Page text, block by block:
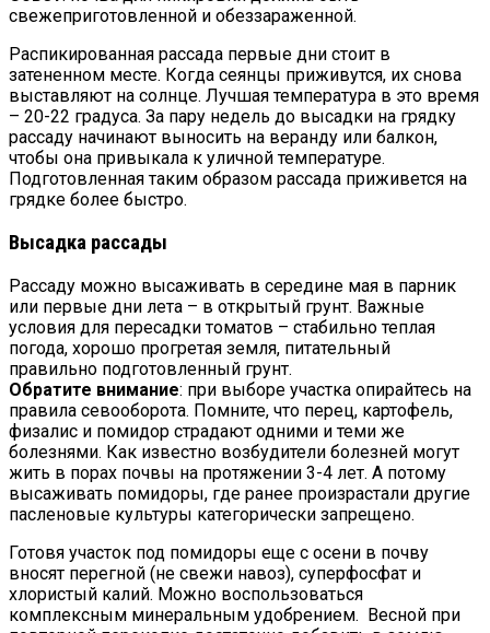
свежеприготовленной и обеззараженной.
Распикированная рассада первые дни стоит в
затененном месте. Когда сеянцы приживутся, их снова
выставляют на солнце. Лучшая температура в это время
– 20-22 градуса. За пару недель до высадки на грядку
рассаду начинают выносить на веранду или балкон,
чтобы она привыкала к уличной температуре.
Подготовленная таким образом рассада приживется на
грядке более быстро.
Высадка рассады
Рассаду можно высаживать в середине мая в парник
или первые дни лета – в открытый грунт. Важные
условия для пересадки томатов – стабильно теплая
погода, хорошо прогретая земля, питательный
правильно подготовленный грунт.
Обратите внимание: при выборе участка опирайтесь на
правила севооборота. Помните, что перец, картофель,
физалис и помидор страдают одними и теми же
болезнями. Как известно возбудители болезней могут
жить в порах почвы на протяжении 3-4 лет. А потому
высаживать помидоры, где ранее произрастали другие
пасленовые культуры категорически запрещено.
Готовя участок под помидоры еще с осени в почву
вносят перегной (не свежи навоз), суперфосфат и
хлористый калий. Можно воспользоваться
комплексным минеральным удобрением. Весной при